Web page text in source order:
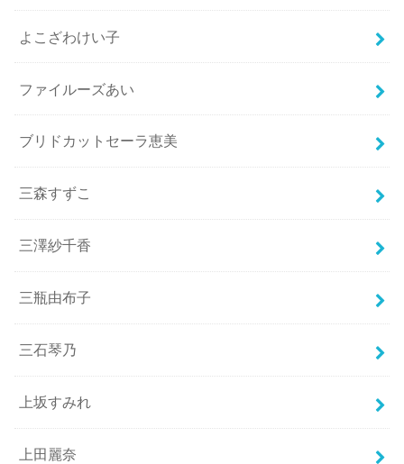
よこざわけい子
ファイルーズあい
ブリドカットセーラ恵美
三森すずこ
三澤紗千香
三瓶由布子
三石琴乃
上坂すみれ
上田麗奈